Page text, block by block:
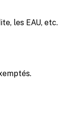
les EAU, etc.